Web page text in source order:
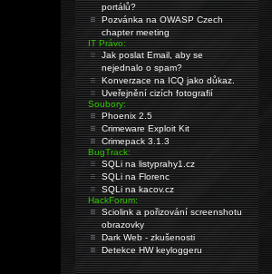
portálů?
Pozvánka na OWASP Czech
chapter meeting
IT Právo:
Jak poslat Email, aby se
nejednalo o spam?
Konverzace na ICQ jako důkaz.
Uveřejnění cizích fotografií
Soubory:
Phoenix 2.5
Crimeware Exploit Kit
Crimepack 3.1.3
BugTrack:
SQLi na listyprahy1.cz
SQLi na Florenc
SQLi na kacov.cz
HackForum:
Sciolink a pořizování screenshotu
obrazovky
Dark Web - zkušenosti
Detekce HW keyloggeru